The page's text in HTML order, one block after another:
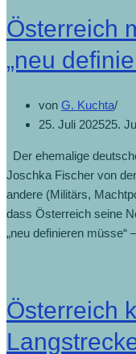
Österreich
„neu
von G. Kuchta
25. Juli 202525.
Der ehemalige
Joschka Fischer von
andere (Militärs,
dass Österreich seine
„neu definieren müsse“
Österreich